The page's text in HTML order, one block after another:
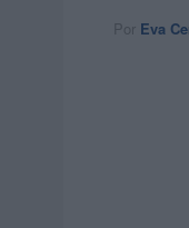
Por Eva